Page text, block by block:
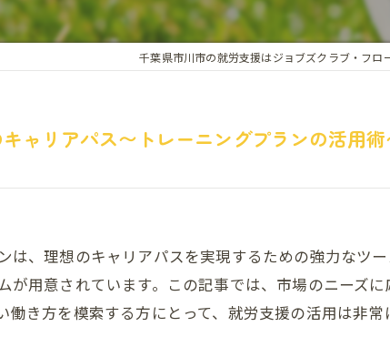
千葉県市川市の就労支援はジョブズクラブ・フロ
ャリアパス〜トレーニングプランの活用術
は、理想のキャリアパスを実現するための強力なツ
が用意されています。この記事では、市場のニーズ
働き方を模索する方にとって、就労支援の活用は非常